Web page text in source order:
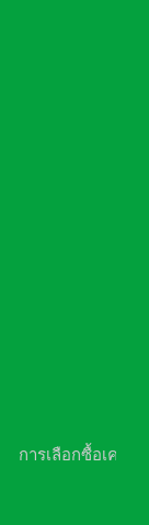
การเลือกซื้อเครื่อ